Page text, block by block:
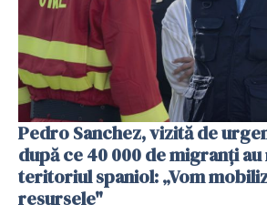
Pedro Sanchez, vizită de
după ce 40 000 de migranți
teritoriul spaniol: „Vom
resursele"